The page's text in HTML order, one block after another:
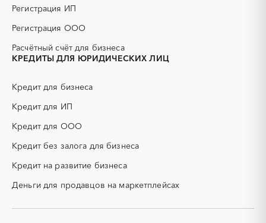
ГСМ
ДСП
ИБП
КИП (контрольно-
КТП
НИОКР
ОКР (опытно-
конструкторские работы)
ПГС (песчано-гравийная
смесь)
кабельные системы)
Забайкальский край
Ингушетия
республика
Калмыкия
Калужская область
Карелия
Кировская область
Костромская область
Красноярский край
Магаданская область
Марий Эл
Регистрация ИП
Регистрация ООО
Расчётный счёт для бизнеса
КРЕДИТЫ ДЛЯ ЮРИДИЧЕСКИХ ЛИЦ
Кредит для бизнеса
Кредит для ИП
Кредит для ООО
Кредит без залога для бизнеса
Кредит на развитие бизнеса
Деньги для продавцов на маркетплейсах